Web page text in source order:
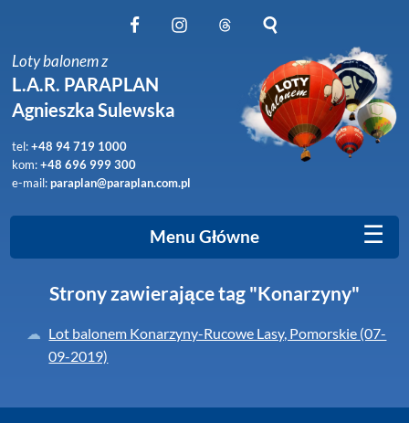
Obserwuj nas na Instagram
Obserwuj nas na Threads
Szukaj na stronie
Loty balonem z
L.A.R. PARAPLAN
Agnieszka Sulewska
tel:+48 94 719 1000
kom:+48 696 999 300
e-mail:paraplan@paraplan.com.pl
Menu Główne ☰
Strony zawierające tag "Konarzyny"
Lot balonem Konarzyny-Rucowe Lasy, Pomorskie (07-
09-2019)